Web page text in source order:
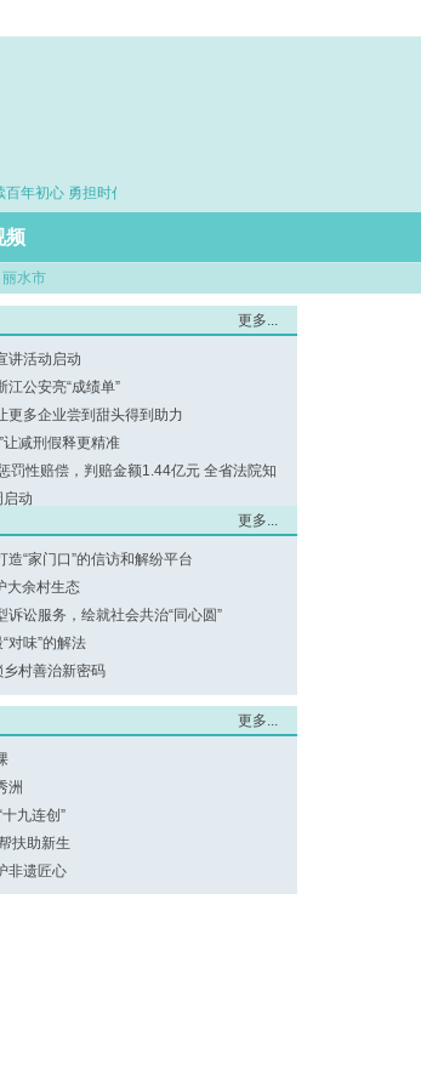
初心 勇担时代使命
频
丽水市
更多...
讲活动启动
公安亮“成绩单”
更多企业尝到甜头得到助力
让减刑假释更精准
罚性赔偿，判赔金额1.44亿元 全省法院知
动
更多...
“家门口”的信访和解纷平台
大余村生态
诉讼服务，绘就社会共治“同心圆”
对味”的解法
乡村善治新密码
更多...
洲
九连创”
扶助新生
非遗匠心